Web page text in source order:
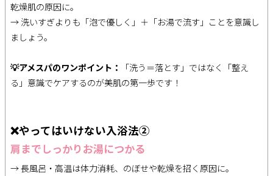
乾燥肌の原因に。
→ 洗いすぎよりも「泡で優しく」＋「お湯で流す」ことを意識し
ましょう。
💡アメスパのワンポイント：
「洗う＝落とす」ではなく「整え
る」意識でケアするのが美肌の第一歩です！
❌やってはいけない入浴法②
肩までしっかりお湯につかる
→ 長風呂・高温は体力消耗、のぼせや乾燥を招く原因に。